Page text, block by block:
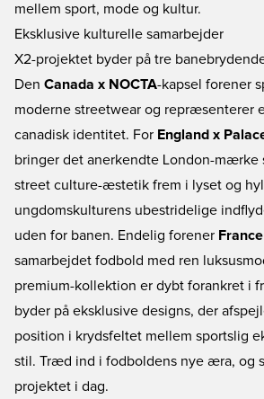
mellem sport, mode og kultur.
Eksklusive kulturelle samarbejder
X2-projektet byder på tre
Den Canada x NOCTA-kapsel forener
moderne streetwear og repræsenterer
canadisk identitet. For England x
bringer det anerkendte London-mærke
street culture-æstetik frem i lyset og
ungdomskulturens ubestridelige
uden for banen. Endelig forener
samarbejdet fodbold med ren
premium-kollektion er dybt forankret i
byder på eksklusive designs, der
position i krydsfeltet mellem sportslig
stil. Træd ind i fodboldens nye æra, og
projektet i dag.